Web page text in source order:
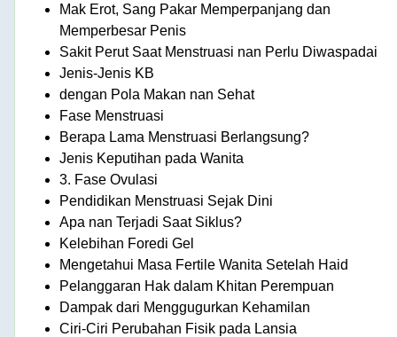
Mak Erot, Sang Pakar Memperpanjang dan
Memperbesar Penis
Sakit Perut Saat Menstruasi nan Perlu Diwaspadai
Jenis-Jenis KB
dengan Pola Makan nan Sehat
Fase Menstruasi
Berapa Lama Menstruasi Berlangsung?
Jenis Keputihan pada Wanita
3. Fase Ovulasi
Pendidikan Menstruasi Sejak Dini
Apa nan Terjadi Saat Siklus?
Kelebihan Foredi Gel
Mengetahui Masa Fertile Wanita Setelah Haid
Pelanggaran Hak dalam Khitan Perempuan
Dampak dari Menggugurkan Kehamilan
Ciri-Ciri Perubahan Fisik pada Lansia